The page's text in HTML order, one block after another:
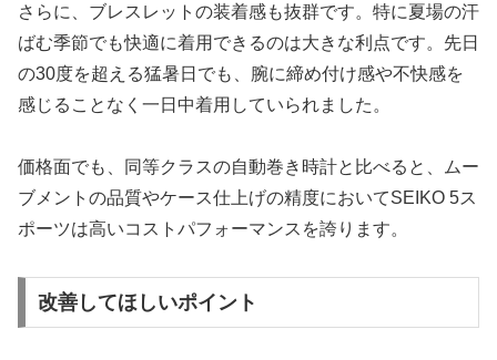
さらに、ブレスレットの装着感も抜群です。特に夏場の汗
ばむ季節でも快適に着用できるのは大きな利点です。先日
の30度を超える猛暑日でも、腕に締め付け感や不快感を
感じることなく一日中着用していられました。
価格面でも、同等クラスの自動巻き時計と比べると、ムー
ブメントの品質やケース仕上げの精度においてSEIKO 5ス
ポーツは高いコストパフォーマンスを誇ります。
改善してほしいポイント